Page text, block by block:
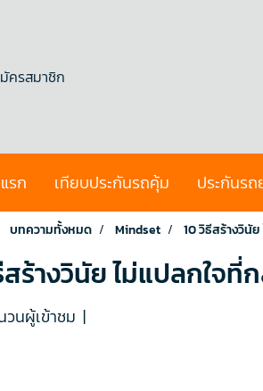
ครสมาชิก
รก เทียบประกันรถคุ้ม ประกันร
บทความทั้งหมด Mindset 10 วิธีสร้างวินั
สร้างวินัย ไม่แปลกใจที่
วนผู้เข้าชม |